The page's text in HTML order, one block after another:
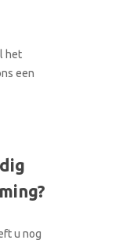
het
een
u nog